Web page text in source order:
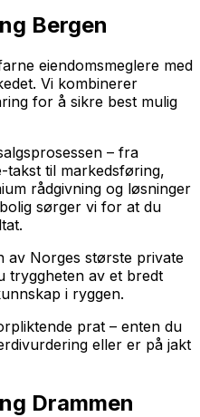
Bergen
eiendomsmeglere med
Vi kombinerer
for å sikre best mulig
– fra
takst til markedsføring,
rådgivning og løsninger
sørger vi for at du
av Norges største private
tryggheten av et bredt
i ryggen.
prat – enten du
eller er på jakt
Drammen